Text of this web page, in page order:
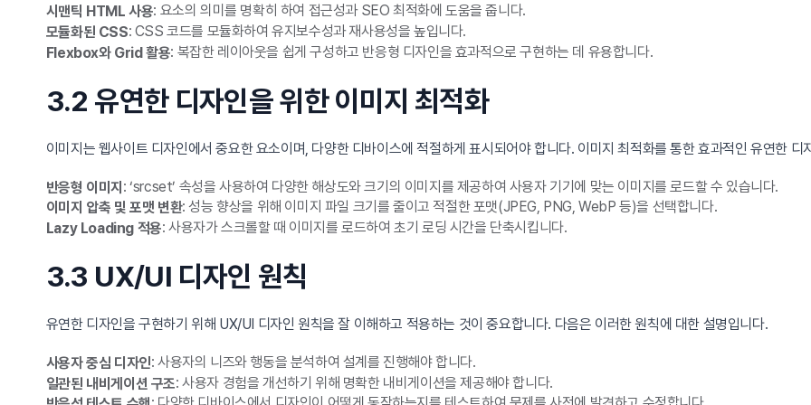
시맨틱 HTML 사용: 요소의 의미를 명확히 하여 접근성과 SEO 최적화에 도움을 줍니다.
모듈화된 CSS: CSS 코드를 모듈화하여 유지보수성과 재사용성을 높입니다.
Flexbox와 Grid 활용: 복잡한 레이아웃을 쉽게 구성하고 반응형 디자인을 효과적으로 구현하는 데 유용합니다.
3.2 유연한 디자인을 위한 이미지 최적화
이미지는 웹사이트 디자인에서 중요한 요소이며, 다양한 디바이스에 적절하게 표시되어야 합니다. 이미지 최적화를 통한 효과적인 유연한 디
반응형 이미지 : ‘srcset’ 속성을 사용하여 다양한 해상도와 크기의 이미지를 제공하여 사용자 기기에 맞는 이미지를 로드할 수 있습니다.
이미지 압축 및 포맷 변환: 성능 향상을 위해 이미지 파일 크기를 줄이고 적절한 포맷(JPEG, PNG, WebP 등)을 선택합니다.
Lazy Loading 적용: 사용자가 스크롤할 때 이미지를 로드하여 초기 로딩 시간을 단축시킵니다.
3.3 UX/UI 디자인 원칙
유연한 디자인을 구현하기 위해 UX/UI 디자인 원칙을 잘 이해하고 적용하는 것이 중요합니다. 다음은 이러한 원칙에 대한 설명입니다.
사용자 중심 디자인: 사용자의 니즈와 행동을 분석하여 설계를 진행해야 합니다.
일관된 내비게이션 구조: 사용자 경험을 개선하기 위해 명확한 내비게이션을 제공해야 합니다.